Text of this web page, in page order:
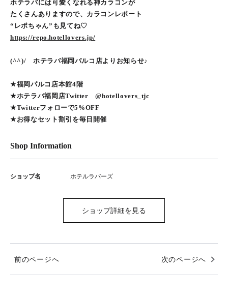
ホテラバには可愛くなれる神カラコンが
たくさんありますので、カラコンレポート
“レポちゃん”も見てね♡
https://repo.hotellovers.jp/
(^^)/ ホテラバ福岡パルコ店よりお知らせ♪
★福岡パルコ店本館4階
★ホテラバ福岡店Twitter @hotellovers_tjc
★Twitterフォローで5%OFF
★お得なセット割引を毎日開催
Shop Information
ショップ名 ホテルラバーズ
ショップ詳細を見る
前のページへ 次のページへ